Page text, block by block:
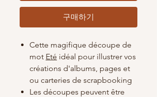
구매하기
Cette magifique découpe de
mot Eté idéal pour illustrer vos
créations d'albums, pages et
ou carteries de scrapbooking
Les découpes peuvent être